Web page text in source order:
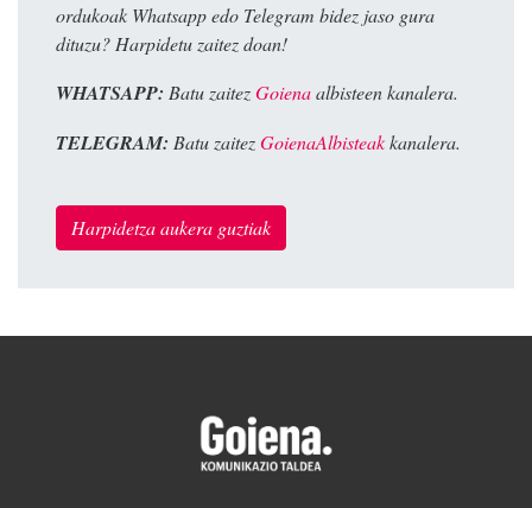
ordukoak Whatsapp edo Telegram bidez jaso gura
dituzu? Harpidetu zaitez doan!
WHATSAPP: Batu zaitezGoienaalbisteen kanalera.
TELEGRAM: Batu zaitezGoienaAlbisteakkanalera.
Harpidetza aukera guztiak